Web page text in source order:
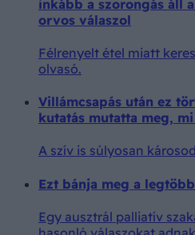
inkább a szorongás áll
orvos válaszol
Félrenyelt étel miatt
olvasó.
Villámcsapás után ez
kutatás mutatta meg,
A szív is súlyosan
Ezt bánja meg a
Egy ausztrál palliatív